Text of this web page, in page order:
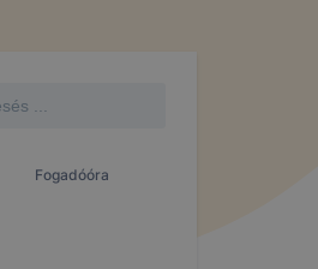
Fogadóóra